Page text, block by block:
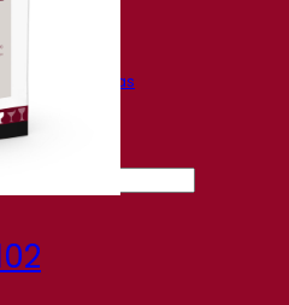
de especialistas